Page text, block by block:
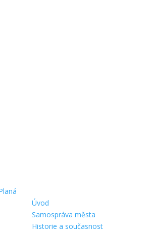
Úvod
Samospráva města
Historie a současnost